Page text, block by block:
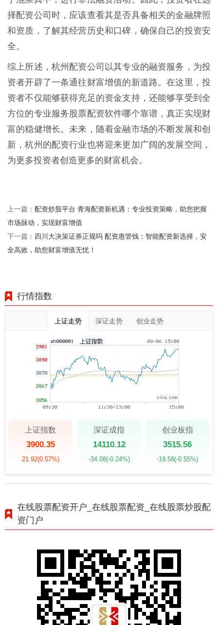
择配资公司时，应该查看其是否具备相关的金融牌照
和资质，了解其经营历史和口碑，确保自己的投资安
全。
综上所述，杭州配资公司以其专业的融资服务，为投
资者开辟了一条通往财富增值的新道路。在这里，投
资者不仅能够获得充足的资金支持，还能够享受到全
方位的专业服务股票配资软件哪个靠谱，真正实现财
富的稳健增长。未来，随着金融市场的不断发展和创
新，杭州的配资行业也将迎来更加广阔的发展空间，
为更多投资者创造更多的财富机会。
上一篇： 配资炒股平台 青海配资新机遇：专业投资策略，助您把握
市场脉动，实现财富增值
下一篇： 四川大决策证券正规吗 配资惠管钱：智能配资新选择，安
全高效，助您财富增值无忧！
行情指数
上证走势 深证走势 创业走势
上证指数
3900.35
21.92(0.57%)
深证成指
14110.12
-34.08(-0.24%)
创业板指
3515.56
-19.58(-0.55%)
在线股票配资开户_在线股票配资_在线股票炒股配
资门户